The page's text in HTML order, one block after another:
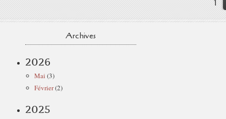
1
Archives
2026
Mai (3)
Février(2)
2025